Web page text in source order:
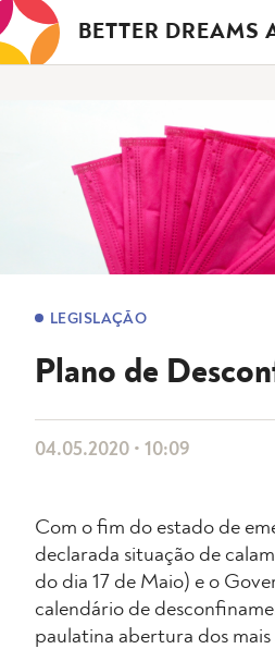
Saltar
para
o
BETTER DREAMS
LEGISLAÇÃO
Plano de
04.05.2020 • 10:09
Com o fim do estado de
declarada situação de
do dia 17 de Maio) e o
calendário de
paulatina abertura dos mais